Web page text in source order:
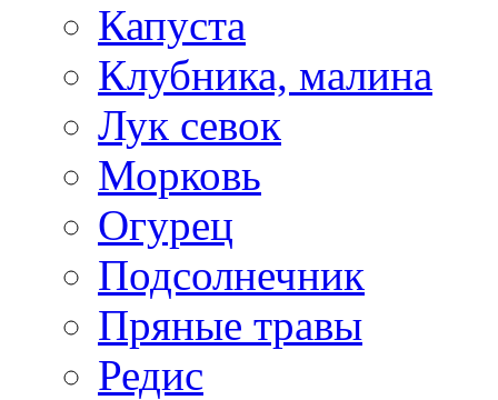
Капуста
Клубника, малина
Лук севок
Морковь
Огурец
Подсолнечник
Пряные травы
Редис